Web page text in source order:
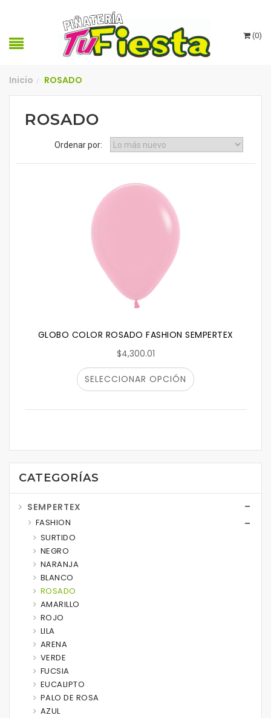
(0)
Inicio / ROSADO
ROSADO
Ordenar por:
GLOBO COLOR ROSADO FASHION SEMPERTEX
$4,300.01
SELECCIONAR OPCIÓN
CATEGORÍAS
SEMPERTEX
FASHION
SURTIDO
NEGRO
NARANJA
BLANCO
ROSADO
AMARILLO
ROJO
LILA
ARENA
VERDE
FUCSIA
EUCALIPTO
PALO DE ROSA
AZUL